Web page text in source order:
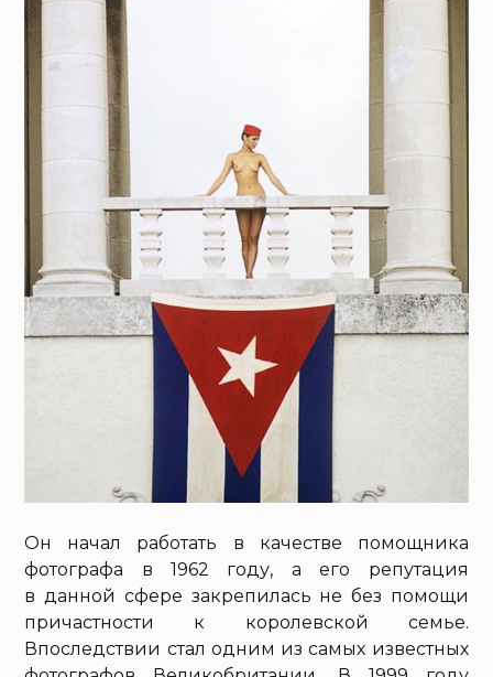
Он начал работать в качестве помощника
фотографа в 1962 году, а его репутация
в данной сфере закрепилась не без помощи
причастности к королевской семье.
Впоследствии стал одним из самых известных